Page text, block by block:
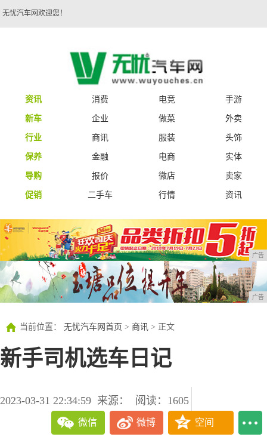
无忧汽车网欢迎您！
资讯 消费 电竞
手游
新车
企业 做菜
外卖
行业
商讯 服装
头饰
保养
金融 电商
实体
导购
报价 微店
卖家
促销
二手车 行情 资讯
广告
广告
当前位置： 无忧汽车网首页 > 商讯 > 正文
新手司机选车日记
2023-03-31 22:34:59 来源： 阅读：1605
微信 微博 空间